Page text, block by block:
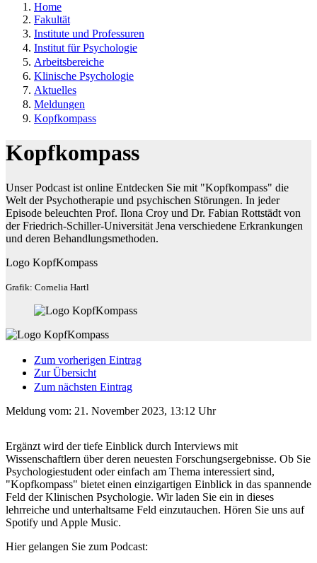
Home
Fakultät
Institute und Professuren
Institut für Psychologie
Arbeitsbereiche
Klinische Psychologie
Aktuelles
Meldungen
Kopfkompass
Kopfkompass
Unser Podcast ist online Entdecken Sie mit "Kopfkompass" die
Welt der Psychotherapie und psychischen Störungen. In jeder
Episode beleuchten Prof. Ilona Croy und Dr. Fabian Rottstädt von
der Friedrich-Schiller-Universität Jena verschiedene Erkrankungen
und deren Behandlungsmethoden.
Logo KopfKompass
Grafik: Cornelia Hartl
Zum vorherigen Eintrag
Zur Übersicht
Zum nächsten Eintrag
Meldung vom: 21. November 2023, 13:12 Uhr
Ergänzt wird der tiefe Einblick durch Interviews mit
Wissenschaftlern über deren neuesten Forschungsergebnisse. Ob Sie
Psychologiestudent oder einfach am Thema interessiert sind,
"Kopfkompass" bietet einen einzigartigen Einblick in das spannende
Feld der Klinischen Psychologie. Wir laden Sie ein in dieses
lehrreiche und unterhaltsame Feld einzutauchen. Hören Sie uns auf
Spotify und Apple Music.
Hier gelangen Sie zum Podcast: